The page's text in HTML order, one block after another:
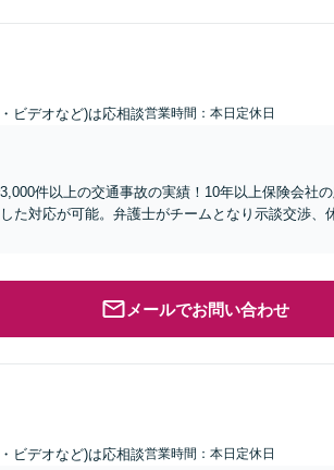
ビデオなど)は応相談営業時間：本日定休日
件以上の交通事故の実績！10年以上保険会社
た対応が可能。弁護士がチームとなり示談交渉、
メールでお問い合わせ
ビデオなど)は応相談営業時間：本日定休日